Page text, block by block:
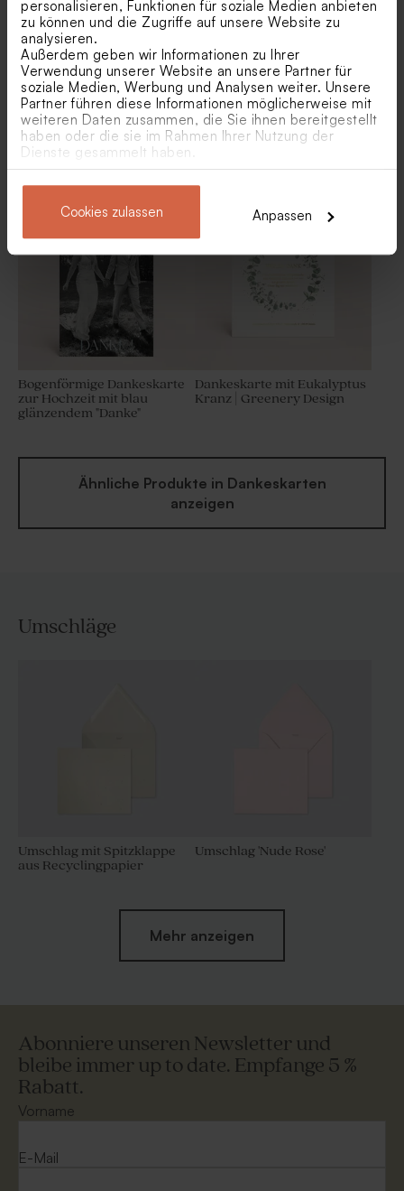
personalisieren, Funktionen für soziale Medien anbieten
zu können und die Zugriffe auf unsere Website zu
analysieren.
Außerdem geben wir Informationen zu Ihrer
Verwendung unserer Website an unsere Partner für
soziale Medien, Werbung und Analysen weiter. Unsere
Partner führen diese Informationen möglicherweise mit
weiteren Daten zusammen, die Sie ihnen bereitgestellt
haben oder die sie im Rahmen Ihrer Nutzung der
Dienste gesammelt haben.
Cookies zulassen Anpassen
Branco' | ca. 50 g
Dankeskarte Hochzeit
Bogenförmige Dankeskarte
zur Hochzeit mit blau
glänzendem "Danke"
Dankeskarte mit Eukalyptus
Kranz | Greenery Design
Ähnliche Produkte in Dankeskarten
anzeigen
Umschläge
Umschlag mit Spitzklappe
aus Recyclingpapier
Umschlag 'Nude Rose'
Quadratischer Umschlag
aus Kraftpapier
Mehr anzeigen
Abonniere unseren Newsletter und
bleibe immer up to date. Empfange 5 %
Rabatt.
Vorname
E-Mail